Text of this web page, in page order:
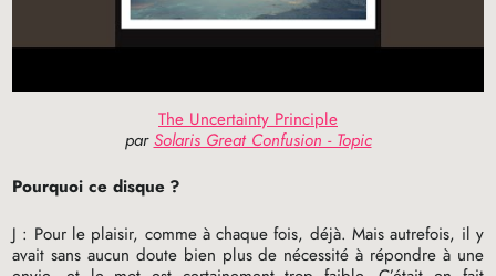
The Uncertainty Principle
parSolaris Great Confusion - Topic
Pourquoi ce disque ?
J : Pour le plaisir, comme à chaque fois, déjà. Mais autrefois, il y
avait sans aucun doute bien plus de nécessité à répondre à une